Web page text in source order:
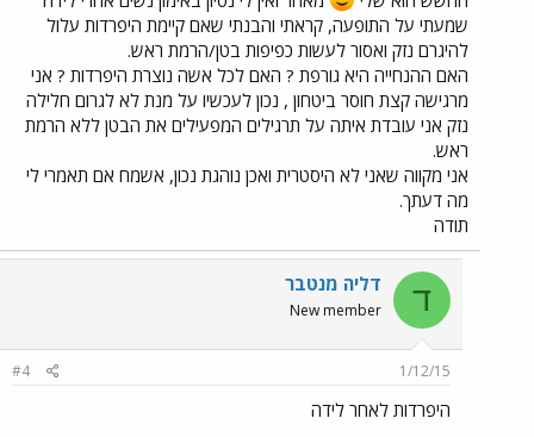
שמעתי על התופעה, קראתי והבנתי שאם קיימת היפרדות עלול
להיגרם נזק ואסור לעשות כפיפות בטן/הרמת ראש.
האם ההנחייה היא גורפת ? האם לכל אשה נוצרת היפרדות ? אני
מרגישה קצת חוסר ביטחון , נכון לעכשיו על מנת לא לגרום חלילה
נזק אני עובדת איתה על תרגילים המפעילים את הבטן ללא הרמת
ראש.
אני מקווה שאני לא היסטרית ואכן נוהגת נכון, אשמח אם תאמרי לי
מה דעתך.
תודה
ד דליה מנטבר
New member
1/12/15
#4
היפרדות לאחר לידה